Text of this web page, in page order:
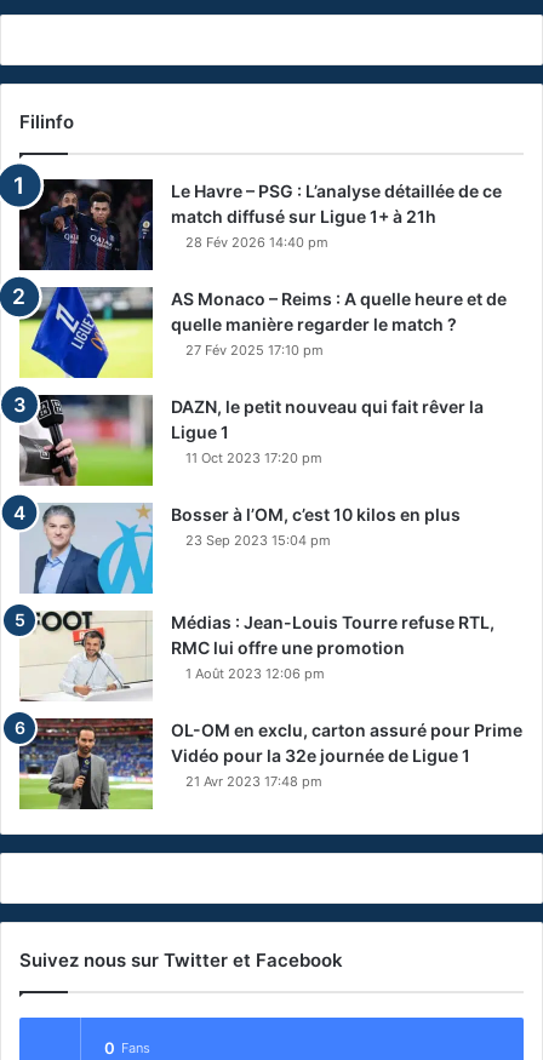
Filinfo
Le Havre – PSG : L’analyse détaillée de ce
match diffusé sur Ligue 1+ à 21h
28 Fév 2026 14:40 pm
AS Monaco – Reims : A quelle heure et de
quelle manière regarder le match ?
27 Fév 2025 17:10 pm
DAZN, le petit nouveau qui fait rêver la
Ligue 1
11 Oct 2023 17:20 pm
Bosser à l’OM, c’est 10 kilos en plus
23 Sep 2023 15:04 pm
Médias : Jean-Louis Tourre refuse RTL,
RMC lui offre une promotion
1 Août 2023 12:06 pm
OL-OM en exclu, carton assuré pour Prime
Vidéo pour la 32e journée de Ligue 1
21 Avr 2023 17:48 pm
Suivez nous sur Twitter et Facebook
0 Fans